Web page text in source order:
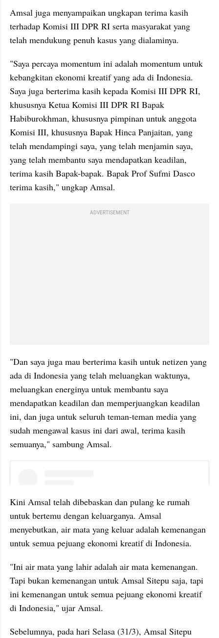
Amsal juga menyampaikan ungkapan terima kasih
terhadap Komisi III DPR RI serta masyarakat yang
telah mendukung penuh kasus yang dialaminya.
"Saya percaya momentum ini adalah momentum untuk
kebangkitan ekonomi kreatif yang ada di Indonesia.
Saya juga berterima kasih kepada Komisi III DPR RI,
khususnya Ketua Komisi III DPR RI Bapak
Habiburokhman, khususnya pimpinan untuk anggota
Komisi III, khususnya Bapak Hinca Panjaitan, yang
telah mendampingi saya, yang telah menjamin saya,
yang telah membantu saya mendapatkan keadilan,
terima kasih Bapak-bapak. Bapak Prof Sufmi Dasco
terima kasih," ungkap Amsal.
ADVERTISEMENT
"Dan saya juga mau berterima kasih untuk netizen yang
ada di Indonesia yang telah meluangkan waktunya,
meluangkan energinya untuk membantu saya
mendapatkan keadilan dan memperjuangkan keadilan
ini, dan juga untuk seluruh teman-teman media yang
sudah mengawal kasus ini dari awal, terima kasih
semuanya," sambung Amsal.
Kini Amsal telah dibebaskan dan pulang ke rumah
untuk bertemu dengan keluarganya. Amsal
menyebutkan, air mata yang keluar adalah kemenangan
untuk semua pejuang ekonomi kreatif di Indonesia.
"Ini air mata yang lahir adalah air mata kemenangan.
Tapi bukan kemenangan untuk Amsal Sitepu saja, tapi
ini kemenangan untuk semua pejuang ekonomi kreatif
di Indonesia," ujar Amsal.
Sebelumnya, pada hari Selasa (31/3), Amsal Sitepu